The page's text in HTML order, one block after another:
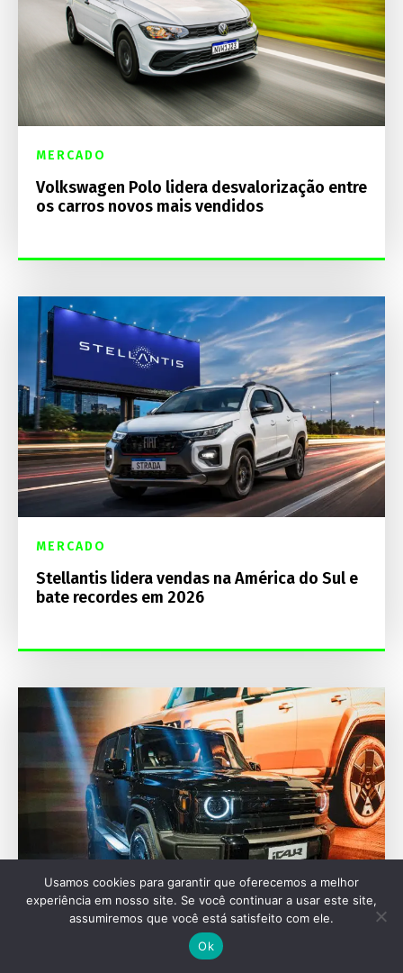
MERCADO
Volkswagen Polo lidera desvalorização entre
os carros novos mais vendidos
MERCADO
Stellantis lidera vendas na América do Sul e
bate recordes em 2026
FESTIVAL INTERLAGOS
Usamos cookies para garantir que oferecemos a melhor
experiência em nosso site. Se você continuar a usar este site,
assumiremos que você está satisfeito com ele.
Ok